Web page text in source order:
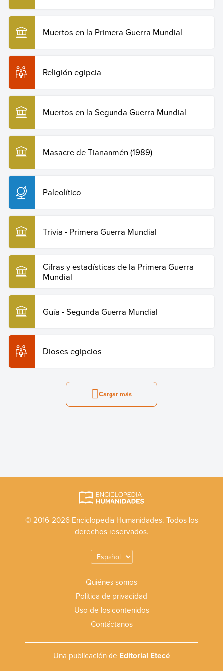
Muertos en la Primera Guerra Mundial
Religión egipcia
Muertos en la Segunda Guerra Mundial
Masacre de Tiananmén (1989)
Paleolítico
Trivia - Primera Guerra Mundial
Cifras y estadísticas de la Primera Guerra
Mundial
Guía - Segunda Guerra Mundial
Dioses egipcios
Cargar más
© 2016-2026 Enciclopedia Humanidades. Todos los
derechos reservados.
Quiénes somos
Política de privacidad
Uso de los contenidos
Contáctanos
Una publicación de Editorial Etecé